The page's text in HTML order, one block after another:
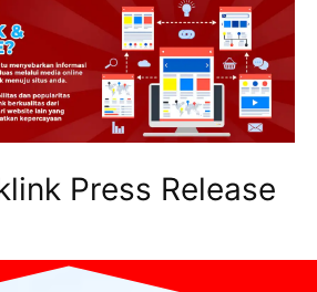
Press Release